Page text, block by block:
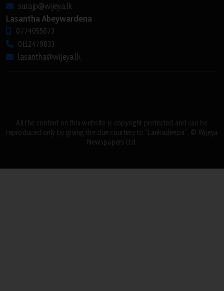
surajp@wijeya.lk
Lasantha Abeywardena
0774055673
0112479833
lasantha@wijeya.lk
All the content on this website is copyright protected and can be
reproduced only by giving the due courtesy to “Lankadeepa”. © Wijeya
Newspapers Ltd.